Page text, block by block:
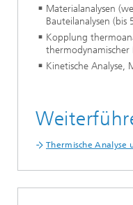
Materialanalysen
Bauteilanalysen
Kopplung
Kinetische Analyse,
Thermische Analyse